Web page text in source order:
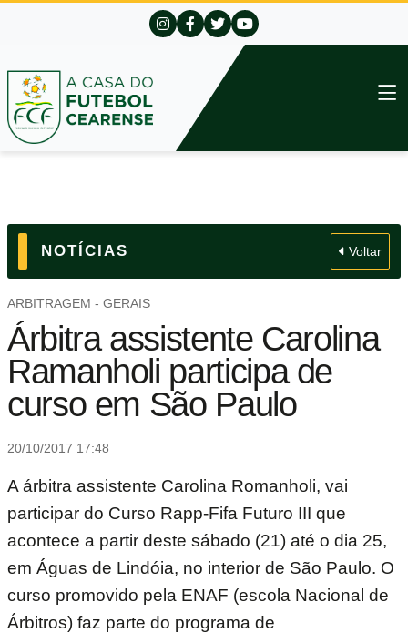
NOTÍCIAS Voltar
ARBITRAGEM - GERAIS
Árbitra assistente Carolina
Ramanholi participa de
curso em São Paulo
20/10/2017 17:48
A árbitra assistente Carolina Romanholi, vai
participar do Curso Rapp-Fifa Futuro III que
acontece a partir deste sábado (21) até o dia 25,
em Águas de Lindóia, no interior de São Paulo. O
curso promovido pela ENAF (escola Nacional de
Árbitros) faz parte do programa de